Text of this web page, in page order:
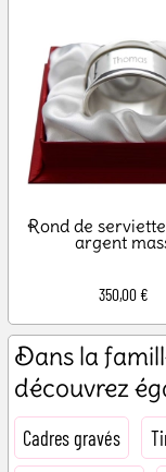
Rond de
argent
350,00 €
Dans la
découvrez
Cadres gravés